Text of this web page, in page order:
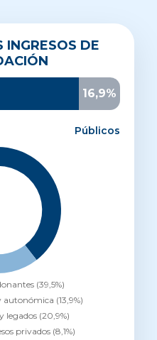
INGRESOS DE
16,9%
Públicos
de recaudación
autonómica 13,9%
20,9%
8,1%
religiosas
14,6%